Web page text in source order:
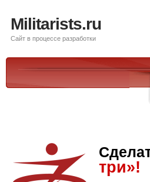
Militarists.ru
Сайт в процессе разработки
три»!